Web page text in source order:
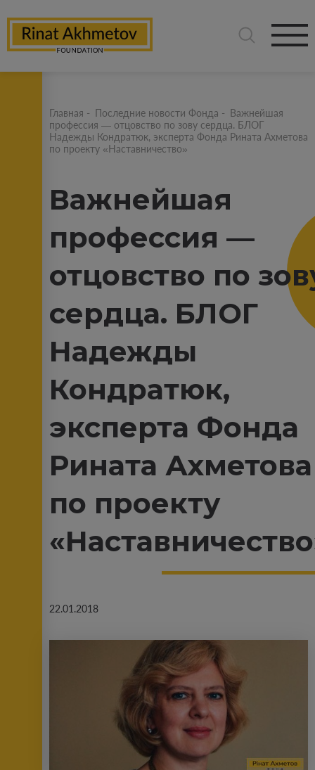
Главная - Последние новости Фонда - Важнейшая
профессия — отцовство по зову сердца. БЛОГ
Надежды Кондратюк, эксперта Фонда Рината Ахметова
по проекту «Наставничество»
Важнейшая
профессия —
отцовство по
сердца. БЛОГ
Надежды
Кондратюк,
эксперта Фонда
Рината Ахметова
по проекту
22.01.2018